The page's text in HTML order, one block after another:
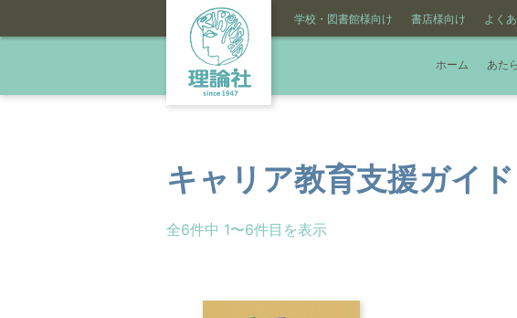
学校・図書館様向け 書店様向け よく
ホーム あた
キャリア教育支援ガイ
全6件中 1〜6件目を表示